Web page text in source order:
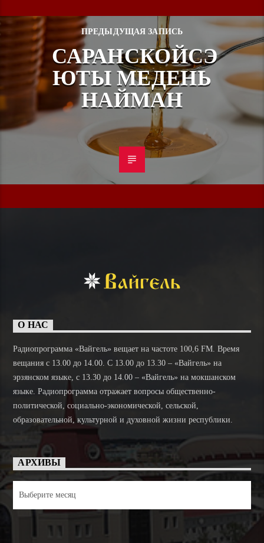
ПРЕДЫДУЩАЯ ЗАПИСЬ
САРАНСКОЙСЭ
ЮТЫ МЕДЕНЬ
НАЙМАН
О НАС
Радиопрограмма «Вайгель» вещает на частоте 100,6 FM. Время
вещания с 13.00 до 14.00. C 13.00 до 13.30 – «Вайгель» на
эрзянском языке, с 13.30 до 14.00 – «Вайгель» на мокшанском
языке. Радиопрограмма отражает вопросы общественно-
политической, социально-экономической, сельской,
образовательной, культурной и духовной жизни республики.
АРХИВЫ